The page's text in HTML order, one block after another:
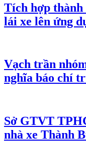
Tích hợp thành
lái xe lên ứng
Vạch trần
nghĩa báo chí
Sở GTVT
nhà xe Thành